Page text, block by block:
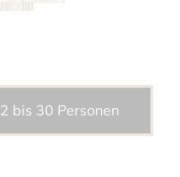
2 bis 30 Personen